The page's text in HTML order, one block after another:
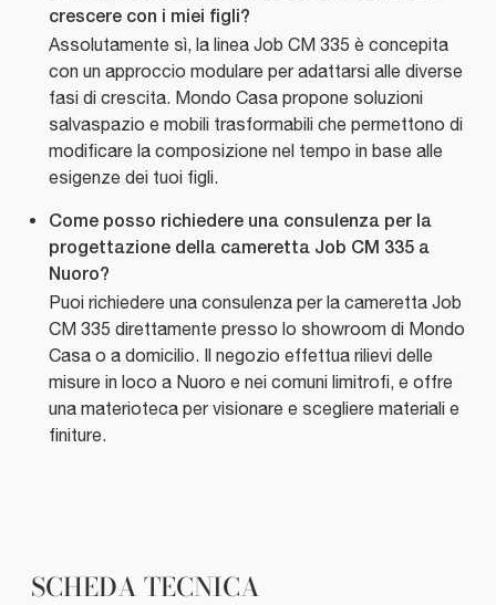
crescere con i miei figli?
Assolutamente sì, la linea Job CM 335 è concepita
con un approccio modulare per adattarsi alle diverse
fasi di crescita. Mondo Casa propone soluzioni
salvaspazio e mobili trasformabili che permettono di
modificare la composizione nel tempo in base alle
esigenze dei tuoi figli.
Come posso richiedere una consulenza per la
progettazione della cameretta Job CM 335 a
Nuoro?
Puoi richiedere una consulenza per la cameretta Job
CM 335 direttamente presso lo showroom di Mondo
Casa o a domicilio. Il negozio effettua rilievi delle
misure in loco a Nuoro e nei comuni limitrofi, e offre
una materioteca per visionare e scegliere materiali e
finiture.
SCHEDA TECNICA